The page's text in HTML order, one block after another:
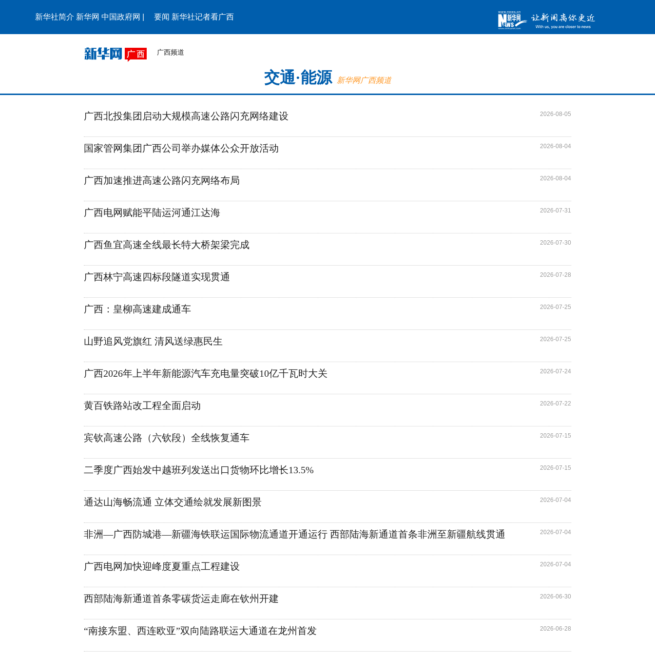
新华社简介 新华网 中国政府网 要闻 新华社记者看广西
广西频道
交通·能源 新华网广西频道
广西北投集团启动大规模高速公路闪充网络建设 2026-08-05
国家管网集团广西公司举办媒体公众开放活动 2026-08-04
广西加速推进高速公路闪充网络布局 2026-08-04
广西电网赋能平陆运河通江达海 2026-07-31
广西鱼宜高速全线最长特大桥架梁完成 2026-07-30
广西林宁高速四标段隧道实现贯通 2026-07-28
广西：皇柳高速建成通车 2026-07-25
山野追风党旗红 清风送绿惠民生 2026-07-25
广西2026年上半年新能源汽车充电量突破10亿千瓦时大关 2026-07-24
黄百铁路站改工程全面启动 2026-07-22
宾钦高速公路（六钦段）全线恢复通车 2026-07-15
二季度广西始发中越班列发送出口货物环比增长13.5% 2026-07-15
通达山海畅流通 立体交通绘就发展新图景 2026-07-04
非洲—广西防城港—新疆海铁联运国际物流通道开通运行 西部陆海新通道首条非洲至新疆航线贯通 2026-07-04
广西电网加快迎峰度夏重点工程建设 2026-07-04
西部陆海新通道首条零碳货运走廊在钦州开建 2026-06-30
“南接东盟、西连欧亚”双向陆路联运大通道在龙州首发 2026-06-28